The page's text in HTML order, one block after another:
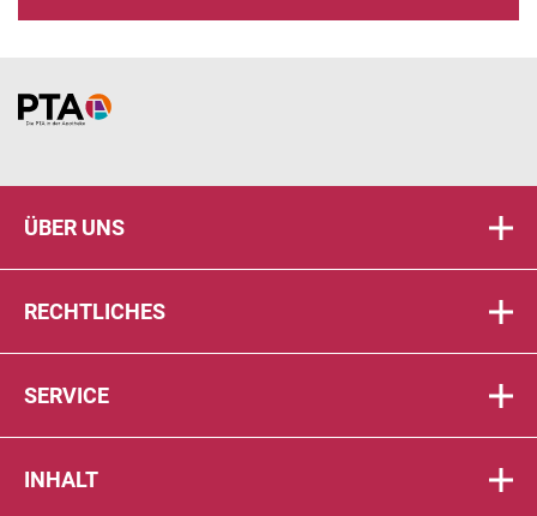
Home
ÜBER UNS
RECHTLICHES
SERVICE
INHALT